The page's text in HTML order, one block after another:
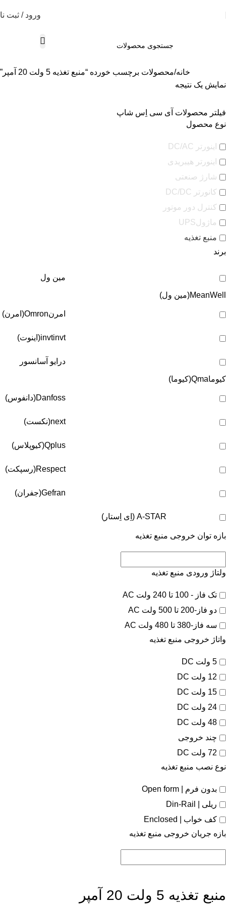
ورود / ثبت
خانه محصولات برچسب خورده “منبع تغذیه 5 ولت 20 آمپر”
نمایش یک نتیجه
فیلتر محصولات آی سی اِس شاپ
نوع محصول
اینورتر DC/AC
اینورتر هیبریدی
شارژ صنعتی
کانورتر DC/DC
کنترل دور موتور
ماژولUPS
منبع تغذیه
برند
مین ول
MeanWell(مین ول)
امرنOmron(امرن)
invtinvt(اینوت)
درایو آسانسور
کیوماQma(کیوما)
Danfoss(دانفوس)
next(نکست)
Qplus(کیوپلاس)
Respect(رسپکت)
Gefran(جفران)
A-STAR (اِی اِستار)
بازه توان خروجی منبع تغذیه
ولتاژ ورودی منبع تغذیه
تک فاز - 100 تا 240 ولت AC
دو فاز-200 تا 500 ولت AC
سه فاز-380 تا 480 ولت AC
واتاژ خروجی منبع تغذیه
5 ولت DC
12 ولت DC
15 ولت DC
24 ولت DC
48 ولت DC
چند خروجی
72 ولت DC
نوع نصب منبع تغذیه
بدون فرم | Open form
ریلی | Din-Rail
کف خواب | Enclosed
بازه جریان خروجی منبع تغذیه
منبع تغذیه 5 ولت 20 آمپر